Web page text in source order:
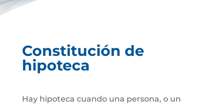
Constitución de
hipoteca
Hay hipoteca cuando una persona, o un